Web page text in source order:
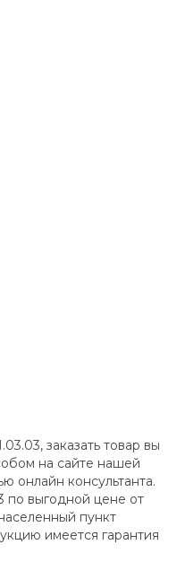
заказать товар вы
на сайте нашей
онлайн консультанта.
по выгодной цене от
пункт
имеется гарантия